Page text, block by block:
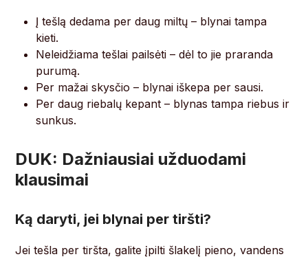
Į tešlą dedama per daug miltų – blynai tampa
kieti.
Neleidžiama tešlai pailsėti – dėl to jie praranda
purumą.
Per mažai skysčio – blynai iškepa per sausi.
Per daug riebalų kepant – blynas tampa riebus ir
sunkus.
DUK: Dažniausiai užduodami
klausimai
Ką daryti, jei blynai per tiršti?
Jei tešla per tiršta, galite įpilti šlakelį pieno, vandens